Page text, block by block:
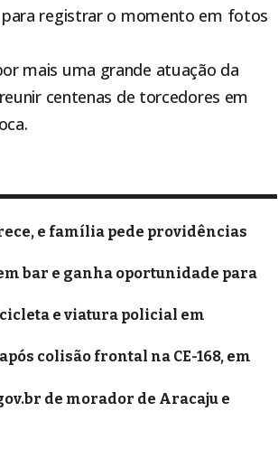
registrar o momento em fotos
mais uma grande atuação da
centenas de torcedores em
.
e família pede providências
bar e ganha oportunidade para
e viatura policial em
colisão frontal na CE-168, em
de morador de Aracaju e